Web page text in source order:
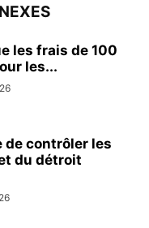
les frais de 100
les...
de contrôler les
du détroit